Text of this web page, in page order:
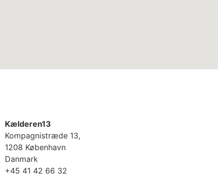
Kælderen13
Kompagnistræde 13,
1208 København
Danmark
+45 41 42 66 32